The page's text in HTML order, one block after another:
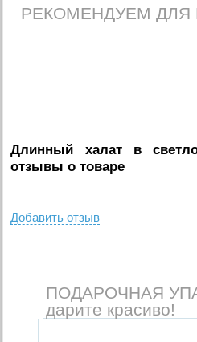
РЕКОМЕНДУЕМ ДЛЯ
Длинный халат в
отзывы о товаре
Добавить отзыв
ПОДАРОЧНАЯ
дарите красиво!